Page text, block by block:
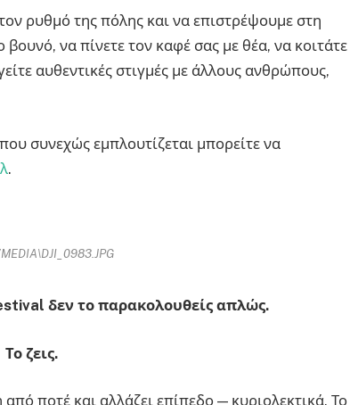
ρυθμό της πόλης και να επιστρέψουμε στη
να πίνετε τον καφέ σας με θέα, να κοιτάτε
αυθεντικές στιγμές με άλλους ανθρώπους,
συνεχώς εμπλουτίζεται μπορείτε να
.
δεν το παρακολουθείς απλώς.
Το ζεις.
ποτέ και αλλάζει επίπεδο — κυριολεκτικά. Το